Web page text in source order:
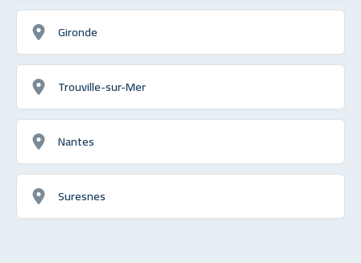
Gironde
Trouville-sur-Mer
Nantes
Suresnes